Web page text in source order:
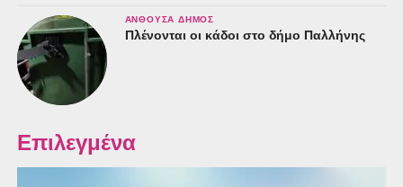
ΑΝΘΟΎΣΑ ΔΉΜΟΣ
Πλένονται οι κάδοι στο δήμο Παλλήνης
Επιλεγμένα